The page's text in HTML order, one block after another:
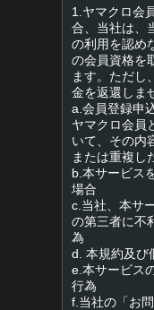
1.ヤマクロ会
合、当社は、
の利用を認め
の会員資格を
ます。ただし
金を返還しま
a.会員登録申
ヤマクロ会員
いて、その内
または重複し
b.本サービス
場合
c.当社、本サ
の第三者に不
為
d. 本規約及び
e.本サービス
行為
f.当社の「お